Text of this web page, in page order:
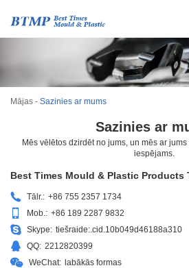
Mājas - Sazinies ar mums
Sazinies ar
Mēs vēlētos dzirdēt no jums, un mēs ar
iespējams.
Best Times Mould & Plastic Products
Tālr.: +86 755 2357 1734
Mob.: +86 189 2287 9832
Skype: tiešraide:.cid.10b049d46188a310
QQ: 2212820399
WeChat: labākās formas